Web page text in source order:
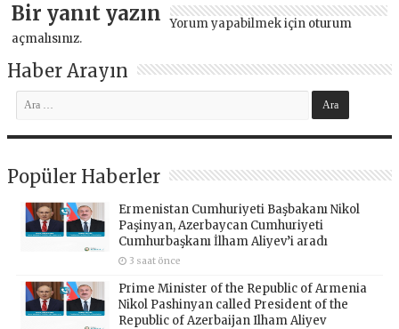
Bir yanıt yazın Yorum yapabilmek için oturum
açmalısınız.
Haber Arayın
Popüler Haberler
Ermenistan Cumhuriyeti Başbakanı Nikol
Paşinyan, Azerbaycan Cumhuriyeti
Cumhurbaşkanı İlham Aliyev’i aradı
3 saat önce
Prime Minister of the Republic of Armenia
Nikol Pashinyan called President of the
Republic of Azerbaijan Ilham Aliyev